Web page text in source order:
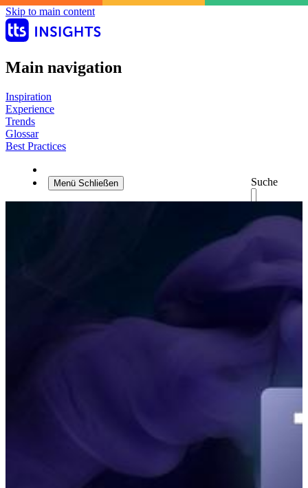
Skip to main content
Main navigation
Inspiration
Experience
Trends
Glossar
Best Practices
Suche
Menü Schließen